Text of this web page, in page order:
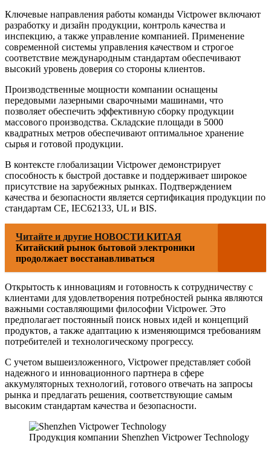
Ключевые направления работы команды Victpower включают
разработку и дизайн продукции, контроль качества и
инспекцию, а также управление компанией. Применение
современной системы управления качеством и строгое
соответствие международным стандартам обеспечивают
высокий уровень доверия со стороны клиентов.
Производственные мощности компании оснащены
передовыми лазерными сварочными машинами, что
позволяет обеспечить эффективную сборку продукции
массового производства. Складские площади в 5000
квадратных метров обеспечивают оптимальное хранение
сырья и готовой продукции.
В контексте глобализации Victpower демонстрирует
способность к быстрой доставке и поддерживает широкое
присутствие на зарубежных рынках. Подтверждением
качества и безопасности является сертификация продукции по
стандартам CE, IEC62133, UL и BIS.
Читайте и другие НОВОСТИ КИТАЯ
Китайский рынок бытовой электроники
продолжает восстанавливаться
Открытость к инновациям и готовность к сотрудничеству с
клиентами для удовлетворения потребностей рынка являются
важными составляющими философии Victpower. Это
предполагает постоянный поиск новых идей и концепций
продуктов, а также адаптацию к изменяющимся требованиям
потребителей и технологическому прогрессу.
С учетом вышеизложенного, Victpower представляет собой
надежного и инновационного партнера в сфере
аккумуляторных технологий, готового отвечать на запросы
рынка и предлагать решения, соответствующие самым
высоким стандартам качества и безопасности.
Продукция компании Shenzhen Victpower Technology